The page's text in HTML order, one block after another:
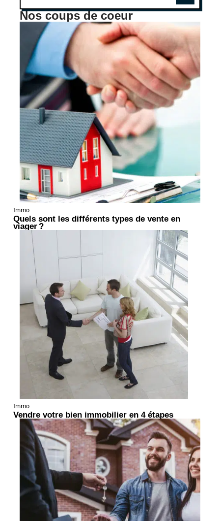
Nos coups de coeur
Immo
Quels sont les différents types de vente en
viager ?
Immo
Vendre votre bien immobilier en 4 étapes